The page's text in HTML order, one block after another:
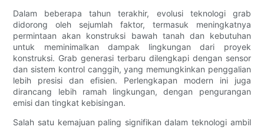
Dalam beberapa tahun terakhir, evolusi teknologi grab
didorong oleh sejumlah faktor, termasuk meningkatnya
permintaan akan konstruksi bawah tanah dan kebutuhan
untuk meminimalkan dampak lingkungan dari proyek
konstruksi. Grab generasi terbaru dilengkapi dengan sensor
dan sistem kontrol canggih, yang memungkinkan penggalian
lebih presisi dan efisien. Perlengkapan modern ini juga
dirancang lebih ramah lingkungan, dengan pengurangan
emisi dan tingkat kebisingan.
Salah satu kemajuan paling signifikan dalam teknologi ambil